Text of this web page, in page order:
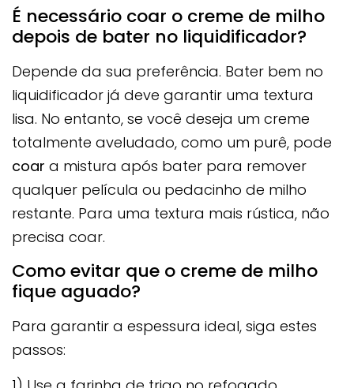
É necessário coar o creme de milho
depois de bater no liquidificador?
Depende da sua preferência. Bater bem no
liquidificador já deve garantir uma textura
lisa. No entanto, se você deseja um creme
totalmente aveludado, como um purê, pode
coar a mistura após bater para remover
qualquer película ou pedacinho de milho
restante. Para uma textura mais rústica, não
precisa coar.
Como evitar que o creme de milho
fique aguado?
Para garantir a espessura ideal, siga estes
passos: